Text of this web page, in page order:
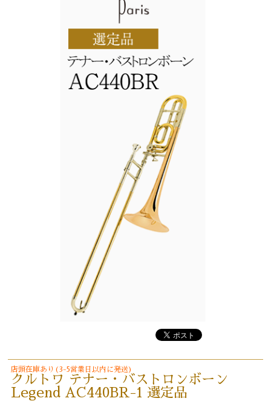
店頭在庫あり(3-5営業日以内に発送)
クルトワ テナー・バストロンボーン
Legend AC440BR-1 選定品